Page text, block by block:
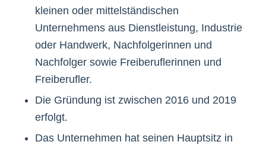
kleinen oder mittelständischen
Unternehmens aus Dienstleistung, Industrie
oder Handwerk, Nachfolgerinnen und
Nachfolger sowie Freiberuflerinnen und
Freiberufler.
Die Gründung ist zwischen 2016 und 2019
erfolgt.
Das Unternehmen hat seinen Hauptsitz in